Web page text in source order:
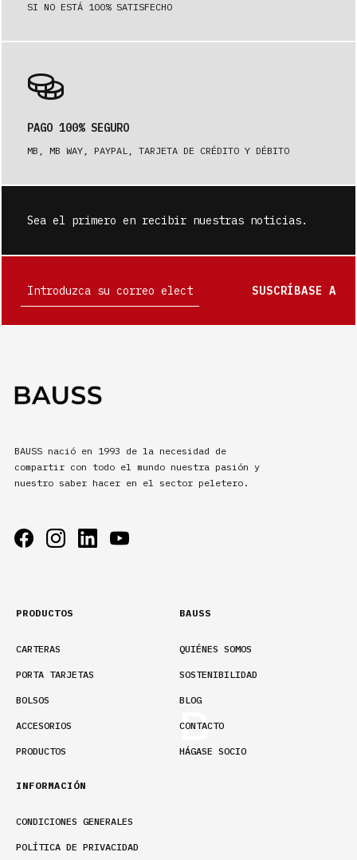
SI NO ESTÁ 100% SATISFECHO
PAGO 100% SEGURO
MB, MB WAY, PAYPAL, TARJETA DE CRÉDITO Y DÉBITO
Sea el primero en recibir nuestras noticias.
SUSCRÍBASE A
BAUSS nació en 1993 de la necesidad de
compartir con todo el mundo nuestra pasión y
nuestro saber hacer en el sector peletero.
PRODUCTOS
CARTERAS
PORTA TARJETAS
BOLSOS
ACCESORIOS
PRODUCTOS
BAUSS
QUIÉNES SOMOS
SOSTENIBILIDAD
BLOG
CONTACTO
HÁGASE SOCIO
INFORMACIÓN
CONDICIONES GENERALES
POLÍTICA DE PRIVACIDAD